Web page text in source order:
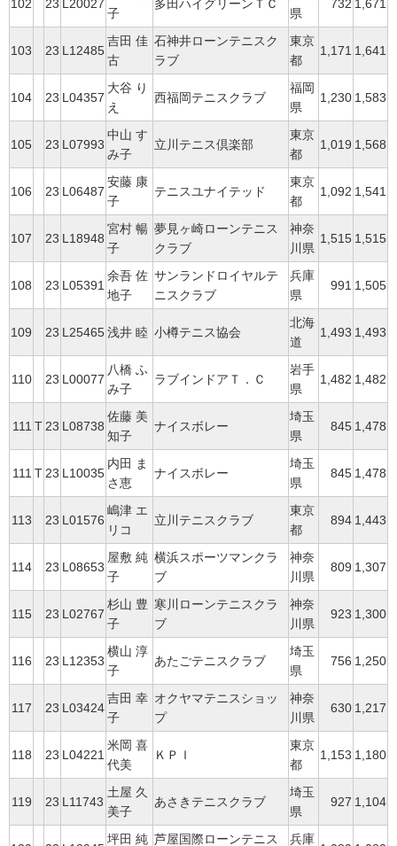
102 23 L20027
子
多田ハイグリーンＴＣ
県
732 1,671
103 23 L12485
吉田 佳
古
石神井ローンテニスク
ラブ
東京
都
1,171 1,641
104 23 L04357
大谷 り
え
西福岡テニスクラブ
福岡
県
1,230 1,583
105 23 L07993
中山 す
み子
立川テニス倶楽部
東京
都
1,019 1,568
106 23 L06487
安藤 康
子
テニスユナイテッド
東京
都
1,092 1,541
107 23 L18948
宮村 暢
子
夢見ヶ崎ローンテニス
クラブ
神奈
川県
1,515 1,515
108 23 L05391
余吾 佐
地子
サンランドロイヤルテ
ニスクラブ
兵庫
県
991 1,505
109 23 L25465浅井 睦 小樽テニス協会
北海
道
1,493 1,493
110 23 L00077
八橋 ふ
み子
ラブインドアＴ．Ｃ
岩手
県
1,482 1,482
111 T 23 L08738
佐藤 美
知子
ナイスボレー
埼玉
県
845 1,478
111 T 23 L10035
内田 ま
さ恵
ナイスボレー
埼玉
県
845 1,478
113 23 L01576
嶋津 エ
リコ
立川テニスクラブ
東京
都
894 1,443
114 23 L08653
屋敷 純
子
横浜スポーツマンクラ
ブ
神奈
川県
809 1,307
115 23 L02767
杉山 豊
子
寒川ローンテニスクラ
ブ
神奈
川県
923 1,300
116 23 L12353
横山 淳
子
あたごテニスクラブ
埼玉
県
756 1,250
117 23 L03424
吉田 幸
子
オクヤマテニスショッ
プ
神奈
川県
630 1,217
118 23 L04221
米岡 喜
代美
ＫＰＩ
東京
都
1,153 1,180
119 23 L11743
土屋 久
美子
あさきテニスクラブ
埼玉
県
927 1,104
坪田 純 芦屋国際ローンテニス
兵庫